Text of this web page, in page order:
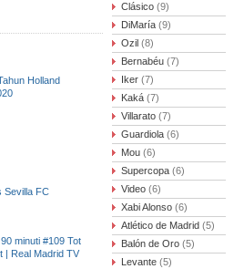
Clásico (9)
DiMaría (9)
Ozil (8)
Bernabéu (7)
Iker (7)
Kaká (7)
Villarato (7)
Guardiola (6)
Mou (6)
Supercopa (6)
Video (6)
Xabi Alonso (6)
Atlético de Madrid (5)
Balón de Oro (5)
Levante (5)
Holland
Sevilla FC
minuti #109 Tot
| Real Madrid TV